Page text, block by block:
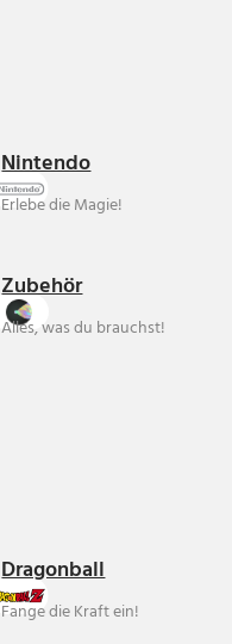
Nintendo
Erlebe die Magie!
Zubehör
Alles, was du brauchst!
Dragonball
Fange die Kraft ein!